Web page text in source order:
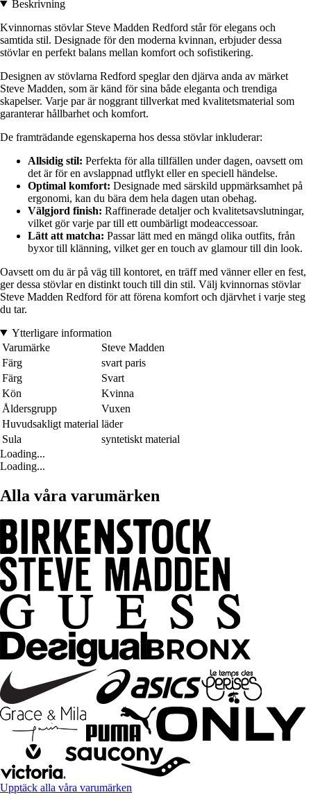
Beskrivning
Kvinnornas stövlar Steve Madden Redford står för elegans och
samtida stil. Designade för den moderna kvinnan, erbjuder dessa
stövlar en perfekt balans mellan komfort och sofistikering.
Designen av stövlarna Redford speglar den djärva anda av märket
Steve Madden, som är känd för sina både eleganta och trendiga
skapelser. Varje par är noggrant tillverkat med kvalitetsmaterial som
garanterar hållbarhet och komfort.
De framträdande egenskaperna hos dessa stövlar inkluderar:
Allsidig stil: Perfekta för alla tillfällen under dagen, oavsett om
det är för en avslappnad utflykt eller en speciell händelse.
Optimal komfort: Designade med särskild uppmärksamhet på
ergonomi, kan du bära dem hela dagen utan obehag.
Välgjord finish: Raffinerade detaljer och kvalitetsavslutningar,
vilket gör varje par till ett oumbärligt modeaccessoar.
Lätt att matcha: Passar lätt med en mängd olika outfits, från
byxor till klänning, vilket ger en touch av glamour till din look.
Oavsett om du är på väg till kontoret, en träff med vänner eller en fest,
ger dessa stövlar en distinkt touch till din stil. Välj kvinnornas stövlar
Steve Madden Redford för att förena komfort och djärvhet i varje steg
du tar.
Ytterligare information
Varumärke
Steve Madden
Färg
svart paris
Färg
Svart
Kön
Kvinna
Åldersgrupp
Vuxen
Huvudsakligt material läder
Sula
syntetiskt material
Loading...
Loading...
Alla våra varumärken
Upptäck alla våra varumärken